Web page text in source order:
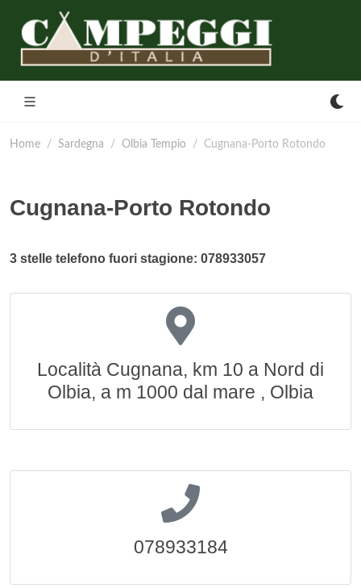
Home Sardegna Olbia Tempio Cugnana-Porto Rotondo
Cugnana-Porto Rotondo
3 stelle telefono fuori stagione: 078933057
Località Cugnana, km 10 a Nord di
Olbia, a m 1000 dal mare , Olbia
078933184